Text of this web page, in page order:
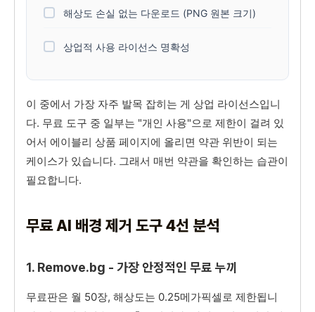
해상도 손실 없는 다운로드 (PNG 원본 크기)
상업적 사용 라이선스 명확성
이 중에서 가장 자주 발목 잡히는 게 상업 라이선스입니
다. 무료 도구 중 일부는 "개인 사용"으로 제한이 걸려 있
어서 에이블리 상품 페이지에 올리면 약관 위반이 되는
케이스가 있습니다. 그래서 매번 약관을 확인하는 습관이
필요합니다.
무료 AI 배경 제거 도구 4선 분석
1. Remove.bg - 가장 안정적인 무료 누끼
무료판은 월 50장, 해상도는 0.25메가픽셀로 제한됩니